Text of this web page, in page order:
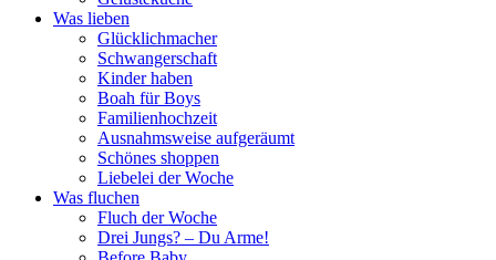
Was lieben
Glücklichmacher
Schwangerschaft
Kinder haben
Boah für Boys
Familienhochzeit
Ausnahmsweise aufgeräumt
Schönes shoppen
Liebelei der Woche
Was fluchen
Fluch der Woche
Drei Jungs? – Du Arme!